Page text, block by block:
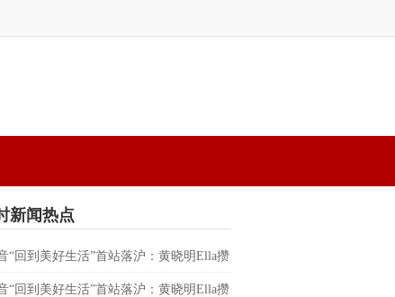
新闻热点
“回到美好生活”首站落沪：黄晓明Ella攒
市人预约一场不赶时间的晚风
“回到美好生活”首站落沪：黄晓明Ella攒